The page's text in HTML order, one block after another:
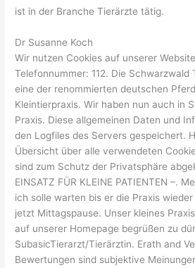
ist in der Branche Tierärzte tätig.
Dr Susanne Koch
Wir nutzen Cookies auf unserer
Telefonnummer: 112. Die Schwarzwald
eine der renommierten deutschen
Kleintierpraxis. Wir haben nun auch in
Praxis. Diese allgemeinen Daten und
den Logfiles des Servers gespeichert.
Übersicht über alle verwendeten
sind zum Schutz der Privatsphäre
EINSATZ FÜR KLEINE PATIENTEN –.
ich solle warten bis er die Praxis
jetzt Mittagspause. Unser kleines
auf unserer Homepage begrüßen zu
SubasicTierarzt/Tierärztin. Erath and
Bewertungen sind subjektive